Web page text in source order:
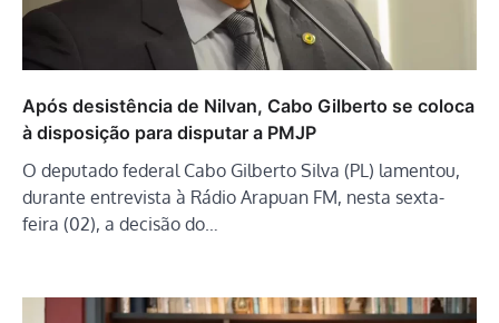
Após desistência de Nilvan, Cabo Gilberto se coloca
à disposição para disputar a PMJP
O deputado federal Cabo Gilberto Silva (PL) lamentou,
durante entrevista à Rádio Arapuan FM, nesta sexta-
feira (02), a decisão do…